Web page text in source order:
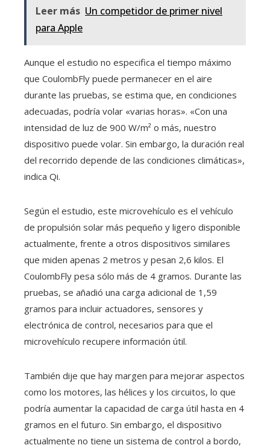
Leer más Un competidor de primer nivel
para Apple
Aunque el estudio no especifica el tiempo máximo
que CoulombFly puede permanecer en el aire
durante las pruebas, se estima que, en condiciones
adecuadas, podría volar «varias horas». «Con una
intensidad de luz de 900 W/m² o más, nuestro
dispositivo puede volar. Sin embargo, la duración real
del recorrido depende de las condiciones climáticas»,
indica Qi.
Según el estudio, este microvehículo es el vehículo
de propulsión solar más pequeño y ligero disponible
actualmente, frente a otros dispositivos similares
que miden apenas 2 metros y pesan 2,6 kilos. El
CoulombFly pesa sólo más de 4 gramos. Durante las
pruebas, se añadió una carga adicional de 1,59
gramos para incluir actuadores, sensores y
electrónica de control, necesarios para que el
microvehículo recupere información útil.
También dije que hay margen para mejorar aspectos
como los motores, las hélices y los circuitos, lo que
podría aumentar la capacidad de carga útil hasta en 4
gramos en el futuro. Sin embargo, el dispositivo
actualmente no tiene un sistema de control a bordo,